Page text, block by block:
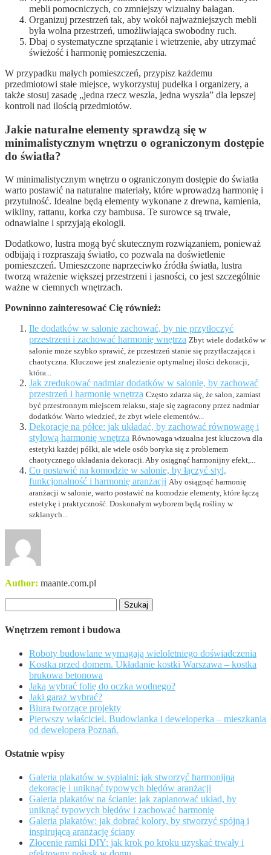
mebli pomocniczych, co zmniejszy wizualny bałagan.
Organizuj przestrzeń tak, aby wokół najważniejszych mebli
była wolna przestrzeń, umożliwiająca swobodny ruch.
Dbaj o systematyczne sprzątanie i wietrzenie, aby utrzymać
świeżość i harmonię pomieszczenia.
W przypadku małych pomieszczeń, przypisz każdemu
przedmiotowi stałe miejsce, wykorzystuj pudełka i organizery, a
także stosuj zasadę „jedna rzecz weszła, jedna wyszła” dla lepszej
kontroli nad ilością przedmiotów.
Jakie naturalne elementy sprawdzą się w
minimalistycznym wnętrzu o ograniczonym dostępie
do światła?
W minimalistycznym wnętrzu o ograniczonym dostępie do światła
warto postawić na naturalne materiały, które wprowadzą harmonię i
przytulność. Idealne będą elementy wykonane z drewna, kamienia,
wikliny, rattanu, korka czy bambusa. Te surowce są trwałe,
odnawialne i sprzyjają ekologii.
Dodatkowo, lustra mogą być skutecznym rozwiązaniem, ponieważ
odbijają i rozpraszają światło, co pozwala na doświetlenie
pomieszczeń. Umieszczone naprzeciwko źródła światła, lustra
tworzą wrażenie większej przestrzeni i jasności, co jest szczególnie
ważne w ciemnych wnętrzach.
Powninno zainteresować Cię również:
Ile dodatków w salonie zachować, by nie przytłoczyć
przestrzeni i zachować harmonię wnętrza Zbyt wiele dodatków w
salonie może szybko sprawić, że przestrzeń stanie się przytłaczająca i
chaotyczna. Kluczowe jest znalezienie optymalnej ilości dekoracji,
która...
Jak zredukować nadmiar dodatków w salonie, by zachować
przestrzeń i harmonię wnętrza Często zdarza się, że salon, zamiast
być przestronnym miejscem relaksu, staje się zagracony przez nadmiar
dodatków. Warto wiedzieć, że zbyt wiele elementów...
Dekoracje na półce: jak układać, by zachować równowagę i
stylową harmonię wnętrza Równowaga wizualna jest kluczowa dla
estetyki każdej półki, ale wiele osób boryka się z problemem
chaotycznego układania dekoracji. Aby osiągnąć harmonijny efekt,...
Co postawić na komodzie w salonie, by łączyć styl,
funkcjonalność i harmonię aranżacji Aby osiągnąć harmonię
aranżacji w salonie, warto postawić na komodzie elementy, które łączą
estetykę i praktyczność. Doskonałym wyborem będą rośliny w
szklanych...
Author: maante.com.pl
Wnętrzem remont i budowa
Roboty budowlane wymagają wieloletniego doświadczenia
Kostka przed domem. Układanie kostki Warszawa – kostka
brukowa betonowa
Jaką wybrać folię do oczka wodnego?
Jaki garaż wybrać?
Biura tworzące projekty
Pierwszy właściciel. Budowlanka i deweloperka – mieszkania
od dewelopera Poznań.
Ostatnie wpisy
Galeria plakatów w sypialni: jak stworzyć harmonijną
dekorację i uniknąć typowych błędów aranżacji
Galeria plakatów na ścianie: jak zaplanować układ, by
uniknąć typowych błędów i zachować harmonię
Galeria plakatów: jak dobrać kolory, by stworzyć spójną i
inspirującą aranżację ściany
Złocenie ramki DIY: jak krok po kroku uzyskać trwały i